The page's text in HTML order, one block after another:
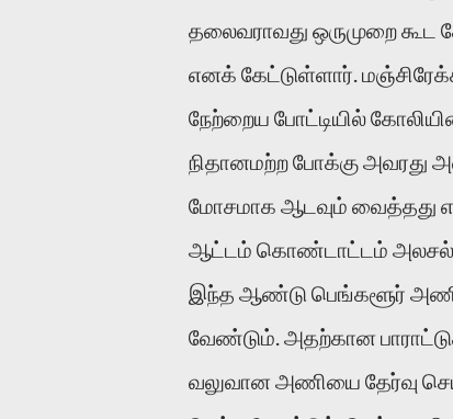
தலைவராவது ஒருமுறை
எனக் கேட்டுள்ளார்.
நேற்றைய போட்டியில்
நிதானமற்ற போக்கு அவரது
மோசமாக ஆடவும் வைத்தது
ஆட்டம் கொண்டாட்டம் அலசல்
இந்த ஆண்டு பெங்களூர்
வேண்டும். அதற்கான
வலுவான அணியை தேர்வு